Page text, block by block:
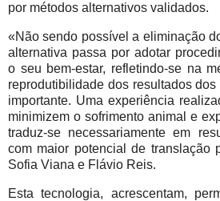
por métodos alternativos validados.
«Não sendo possível a eliminação
alternativa passa por adotar
o seu bem-estar, refletindo-se na
reprodutibilidade dos resultados
importante. Uma experiência
minimizem o sofrimento animal e
traduz-se necessariamente em
com maior potencial de translação
Sofia Viana e Flávio Reis.
Esta tecnologia, acrescentam,